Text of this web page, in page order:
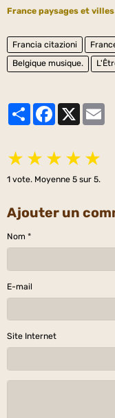
France paysages et villes
Francia citazioni
Belgique musique.
PartagerFacebook
★ ★ ★ ★ ★
1 vote. Moyenne 5 sur 5.
Ajouter un
Nom
E-mail
Site Internet